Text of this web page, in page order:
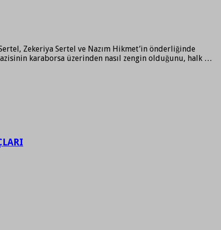
Zekeriya Sertel ve Nazım Hikmet’in önderliğinde
karaborsa üzerinden nasıl zengin olduğunu, halk …